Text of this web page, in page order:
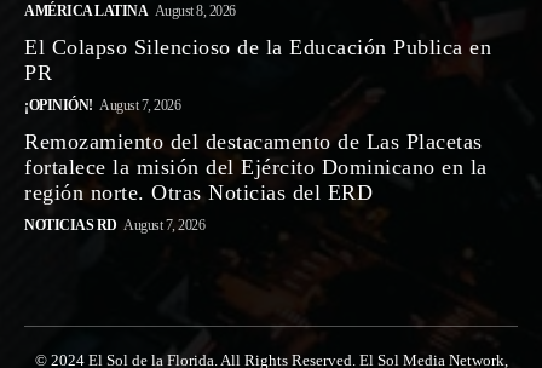
AMÉRICA LATINA August 8, 2026
El Colapso Silencioso de la Educación Publica en
PR
¡OPINIÓN! August 7, 2026
Remozamiento del destacamento de Las Placetas
fortalece la misión del Ejército Dominicano en la
región norte. Otras Noticias del ERD
NOTICIAS RD August 7, 2026
© 2024 El Sol de la Florida. All Rights Reserved. El Sol Media Network,